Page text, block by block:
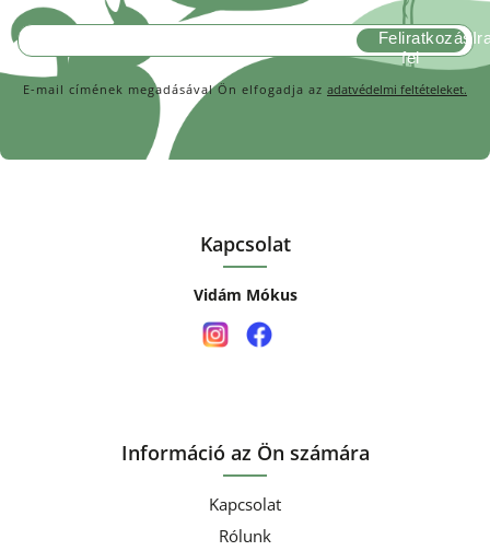
Kapcsolat
Vidám Mókus
Információ az Ön számára
Kapcsolat
Rólunk
E-mail címének megadásával Ön elfogadja az adatvédelmi feltételeket.
Feliratkozás